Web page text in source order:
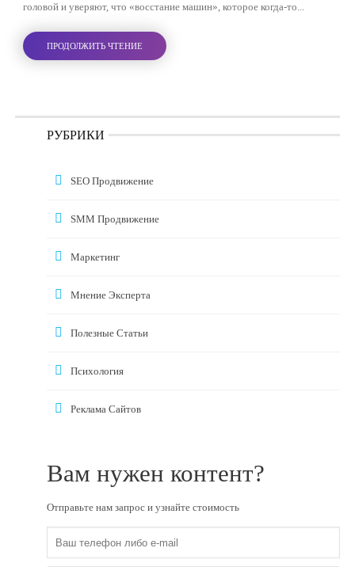
головой и уверяют, что «восстание машин», которое когда-то...
ПРОДОЛЖИТЬ ЧТЕНИЕ
РУБРИКИ
SEO Продвижение
SMM Продвижение
Маркетинг
Мнение Эксперта
Полезные Статьи
Психология
Реклама Сайтов
Вам нужен контент?
Отправьте нам запрос и узнайте стоимость